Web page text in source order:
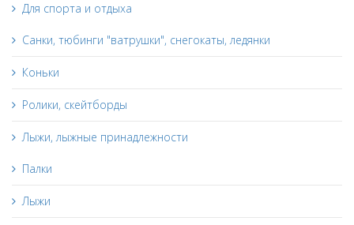
Для спорта и отдыха
Санки, тюбинги "ватрушки", снегокаты, ледянки
Коньки
Ролики, скейтборды
Лыжи, лыжные принадлежности
Палки
Лыжи